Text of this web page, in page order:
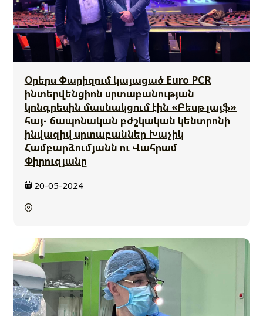
Օրերս Փարիզում կայացած Euro PCR
ինտերվենցիոն սրտաբանության
կոնգրեսին մասնակցում էին «Բեսթ լայֆ»
հայ- ճապոնական բժշկական կենտրոնի
ինվազիվ սրտաբաններ Խաչիկ
Համբարձումյանն ու Վահրամ
Փիրուզյանը
20-05-2024